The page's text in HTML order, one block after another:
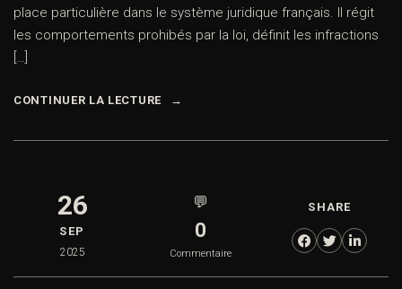
place particulière dans le système juridique français. Il régit
les comportements prohibés par la loi, définit les infractions
[…]
CONTINUER LA LECTURE
26
SEP
2025
💬
0
Commentaire
SHARE